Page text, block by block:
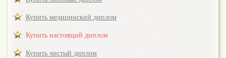
Купить медицинский диплом
Купить настоящий диплом
Купить чистый диплом